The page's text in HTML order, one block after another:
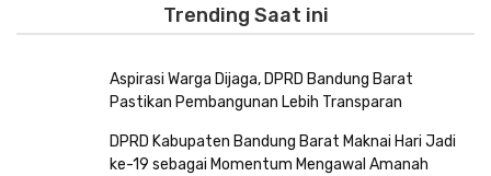
Trending Saat ini
Aspirasi Warga Dijaga, DPRD Bandung Barat
Pastikan Pembangunan Lebih Transparan
DPRD Kabupaten Bandung Barat Maknai Hari Jadi
ke-19 sebagai Momentum Mengawal Amanah